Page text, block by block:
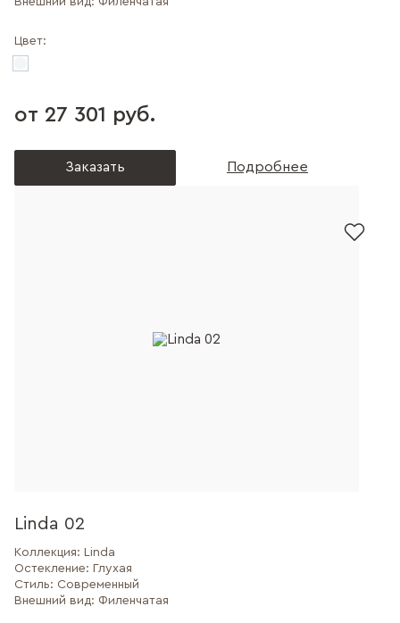
Цвет:
от 27 301 руб.
Заказать Подробнее
Linda 02
Коллекция: Linda
Остекление: Глухая
Стиль: Современный
Внешний вид: Филенчатая